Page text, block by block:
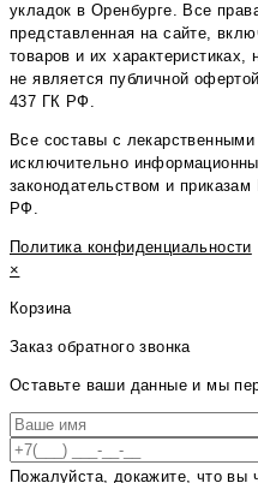
укладок в Оренбурге. Все
представленная на сайте,
товаров и их характеристиках,
не является публичной
437 ГК РФ.
Все составы с
исключительно
законодательством и
РФ.
Политика конфиденциальности
×
Корзина
Заказ обратного звонка
Оставьте ваши данные и мы
Пожалуйста, докажите, что вы